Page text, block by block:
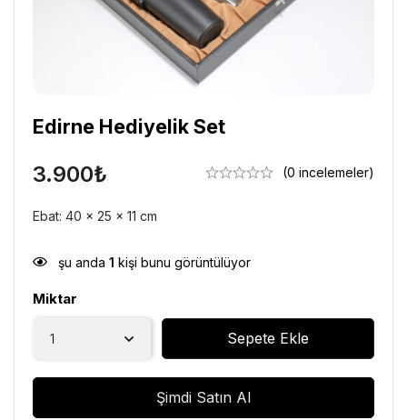
Edirne Hediyelik Set
3.900₺ (0 incelemeler)
Ebat: 40 x 25 x 11 cm
şu anda 1 kişi bunu görüntülüyor
Miktar
Sepete Ekle
Şimdi Satın Al